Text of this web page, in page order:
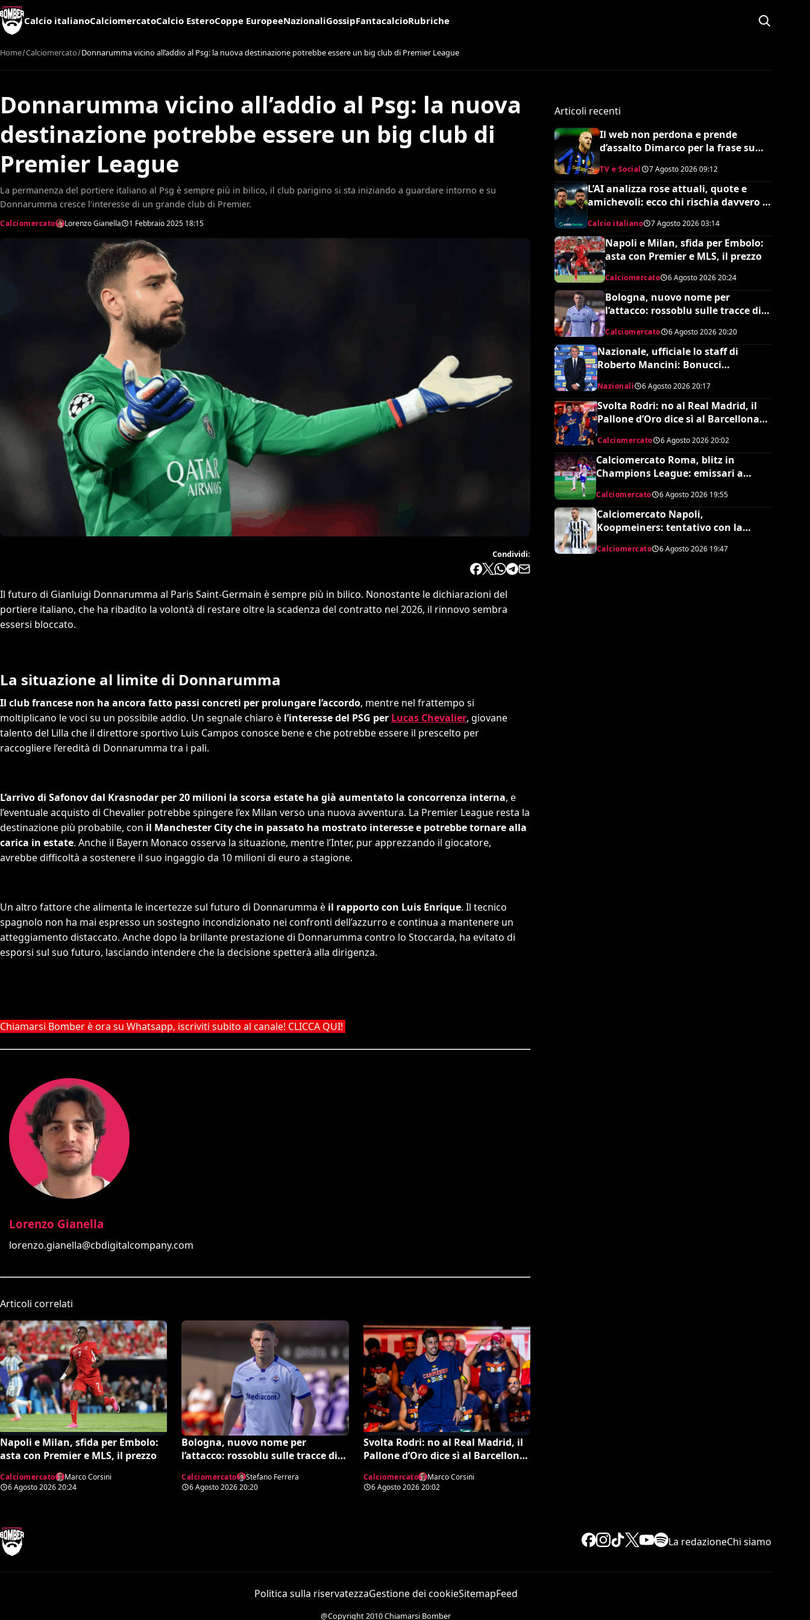
Calcio italianoCalciomercatoCalcio EsteroCoppe EuropeeNazionaliGossipFantacalcioRubriche
Home Calciomercato Donnarumma vicino all’addio al Psg: la nuova destinazione potrebbe essere un big club di Premier League
Donnarumma vicino all’addio al Psg: la nuova
destinazione potrebbe essere un big club di
Premier League
La permanenza del portiere italiano al Psg è sempre più in bilico, il club parigino si sta iniziando a guardare intorno e su
Donnarumma cresce l'interesse di un grande club di Premier.
Calciomercato Lorenzo Gianella 1 Febbraio 2025 18:15
Condividi:
Il futuro di Gianluigi Donnarumma al Paris Saint-Germain è sempre più in bilico. Nonostante le dichiarazioni del
portiere italiano, che ha ribadito la volontà di restare oltre la scadenza del contratto nel 2026, il rinnovo sembra
essersi bloccato.
La situazione al limite di Donnarumma
Il club francese non ha ancora fatto passi concreti per prolungare l’accordo, mentre nel frattempo si
moltiplicano le voci su un possibile addio. Un segnale chiaro è l’interesse del PSG per Lucas Chevalier, giovane
talento del Lilla che il direttore sportivo Luis Campos conosce bene e che potrebbe essere il prescelto per
raccogliere l’eredità di Donnarumma tra i pali.
L’arrivo di Safonov dal Krasnodar per 20 milioni la scorsa estate ha già aumentato la concorrenza interna, e
l’eventuale acquisto di Chevalier potrebbe spingere l’ex Milan verso una nuova avventura. La Premier League resta la
destinazione più probabile, con il Manchester City che in passato ha mostrato interesse e potrebbe tornare alla
carica in estate. Anche il Bayern Monaco osserva la situazione, mentre l’Inter, pur apprezzando il giocatore,
avrebbe difficoltà a sostenere il suo ingaggio da 10 milioni di euro a stagione.
Un altro fattore che alimenta le incertezze sul futuro di Donnarumma è il rapporto con Luis Enrique. Il tecnico
spagnolo non ha mai espresso un sostegno incondizionato nei confronti dell’azzurro e continua a mantenere un
atteggiamento distaccato. Anche dopo la brillante prestazione di Donnarumma contro lo Stoccarda, ha evitato di
esporsi sul suo futuro, lasciando intendere che la decisione spetterà alla dirigenza.
Chiamarsi Bomber è ora su Whatsapp, iscriviti subito al canale! CLICCA QUI!
Lorenzo Gianella
lorenzo.gianella@cbdigitalcompany.com
Articoli correlati
Napoli e Milan, sfida per Embolo:
asta con Premier e MLS, il prezzo
Calciomercato
Marco Corsini
6 Agosto 202620:24
Bologna, nuovo nome per
l’attacco: rossoblu sulle tracce di
Calciomercato
Stefano Ferrera
6 Agosto 202620:20
Svolta Rodri: no al Real Madrid, il
Pallone d’Oro dice sì al Barcellona
Calciomercato
Marco Corsini
6 Agosto 202620:02
Articoli recenti
Il web non perdona e prende
d’assalto Dimarco per la frase su
TV e Social 7 Agosto 2026 09:12
L’AI analizza rose attuali, quote e
amichevoli: ecco chi rischia davvero di
un’insospettabile
Calcio italiano 7 Agosto 202603:14
Napoli e Milan, sfida per Embolo:
asta con Premier e MLS, il prezzo
Calciomercato 6 Agosto 202620:24
Bologna, nuovo nome per
l’attacco: rossoblu sulle tracce di
Calciomercato 6 Agosto 2026 20:20
Nazionale, ufficiale lo staff di
Roberto Mancini: Bonucci
collaboratore, Bollini vice
Nazionali 6 Agosto 2026 20:17
Svolta Rodri: no al Real Madrid, il
Pallone d’Oro dice sì al Barcellona
Calciomercato 6 Agosto 2026 20:02
Calciomercato Roma, blitz in
Champions League: emissari a
Calciomercato 6 Agosto 2026 19:55
Calciomercato Napoli,
Koopmeiners: tentativo con la
Juventus, la cifra per chiudere
Calciomercato 6 Agosto 2026 19:47
La redazioneChi siamo
Politica sulla riservatezzaGestione dei cookieSitemapFeed
@Copyright 2010 Chiamarsi Bomber